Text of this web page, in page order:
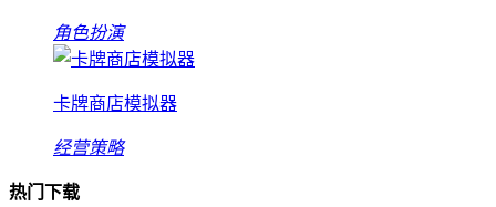
角色扮演
卡牌商店模拟器
经营策略
热门下载